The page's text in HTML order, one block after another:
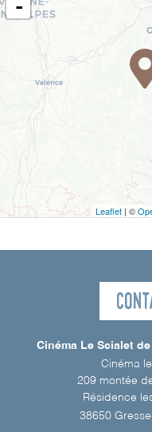
-
Leaflet | ©
Cinéma Le Scialet
Cinéma
209 montée
Résidence
38650